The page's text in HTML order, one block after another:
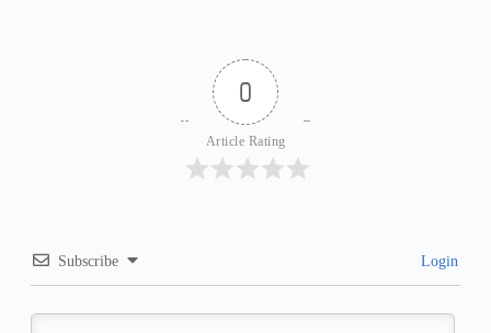
0
Article Rating
Subscribe Login